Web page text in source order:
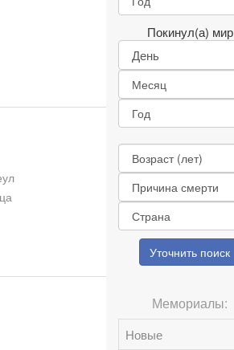
Покинул(а) мир
Уточнить поиск
Мемориалы:
Новые